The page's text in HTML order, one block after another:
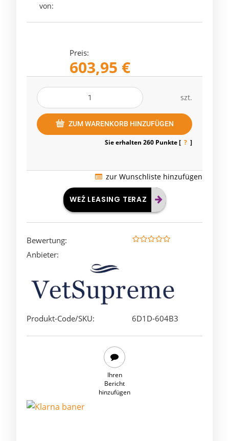
von:
Preis:
603,95 €
szt.
ZUM WARENKORB HINZUFÜGEN
Sie erhalten 260 Punkte [ ? ]
zur Wunschliste hinzufügen
WEŹ LEASING TERAZ
Bewertung:
Anbieter:
Produkt-Code/SKU: 6D1D-604B3
Ihren
Bericht
hinzufügen